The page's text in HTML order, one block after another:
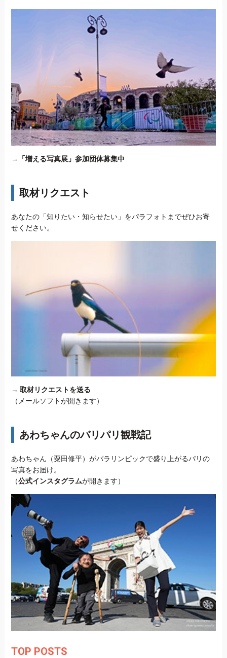
→ 「増える写真展」参加団体募集中
取材リクエスト
あなたの「知りたい・知らせたい」をパラフォトまでぜひお寄
せください。
→ 取材リクエストを送る
（メールソフトが開きます）
あわちゃんのバリパリ観戦記
あわちゃん（粟田修平）がパラリンピックで盛り上がるパリの
写真をお届け。
（公式インスタグラムが開きます）
TOP POSTS